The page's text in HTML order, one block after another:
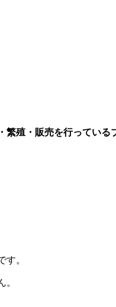
繁殖・販売を行っている
す。
。